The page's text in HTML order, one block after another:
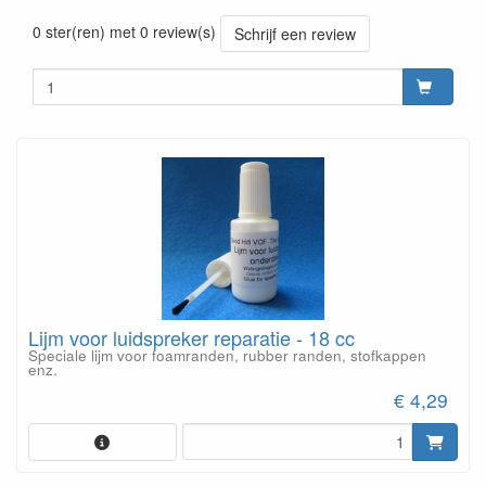
0 ster(ren) met 0 review(s)
Schrijf een review
Lijm voor luidspreker reparatie - 18 cc
Speciale lijm voor foamranden, rubber randen, stofkappen
enz.
€ 4,29